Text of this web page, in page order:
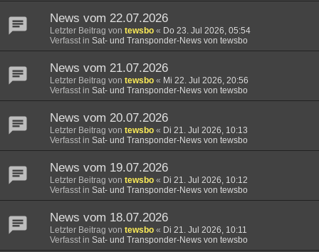
News vom 22.07.2026
Letzter Beitrag von tewsbo « Do 23. Jul 2026, 05:54
Verfasst in Sat- und Transponder-News von tewsbo
News vom 21.07.2026
Letzter Beitrag von tewsbo « Mi 22. Jul 2026, 20:56
Verfasst in Sat- und Transponder-News von tewsbo
News vom 20.07.2026
Letzter Beitrag von tewsbo « Di 21. Jul 2026, 10:13
Verfasst in Sat- und Transponder-News von tewsbo
News vom 19.07.2026
Letzter Beitrag von tewsbo « Di 21. Jul 2026, 10:12
Verfasst in Sat- und Transponder-News von tewsbo
News vom 18.07.2026
Letzter Beitrag von tewsbo « Di 21. Jul 2026, 10:11
Verfasst in Sat- und Transponder-News von tewsbo